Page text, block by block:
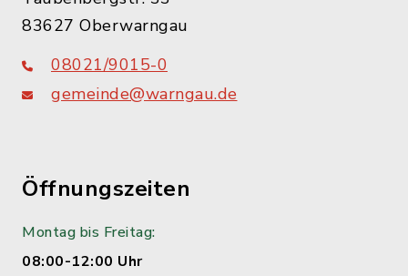
83627 Oberwarngau
08021/9015-0
gemeinde@warngau.de
Öffnungszeiten
Montag bis Freitag:
08:00-12:00 Uhr